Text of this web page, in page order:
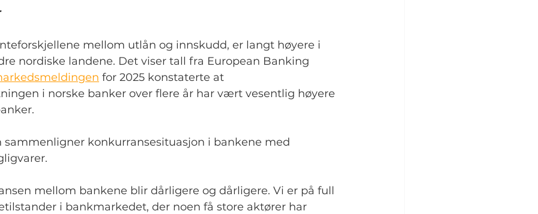
mellom utlån og innskudd, er langt høyere i
nordiske landene. Det viser tall fra European Banking
for 2025 konstaterte at
i norske banker over flere år har vært vesentlig høyere
sammenligner konkurransesituasjon i bankene med
mellom bankene blir dårligere og dårligere. Vi er på full
i bankmarkedet, der noen få store aktører har